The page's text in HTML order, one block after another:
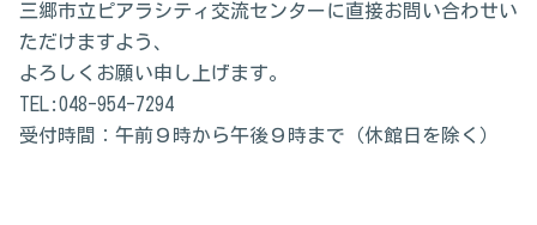
三郷市立ピアラシティ交流センターに直接お問い合わせい
ただけますよう、
よろしくお願い申し上げます。
TEL:048-954-7294
受付時間：午前９時から午後９時まで（休館日を除く）